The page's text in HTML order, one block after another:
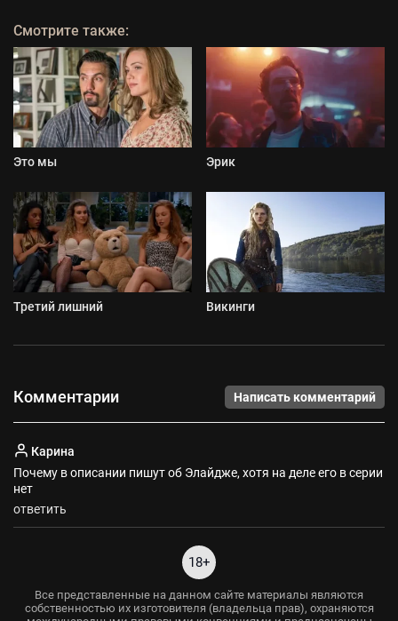
Смотрите также:
Это мы Эрик
Третий лишний Викинги
Комментарии Написать комментарий
Карина
Почему в описании пишут об Элайдже, хотя на деле его в серии
нет
ответить
18+
Все представленные на данном сайте материалы являются
собственностью их изготовителя (владельца прав), охраняются